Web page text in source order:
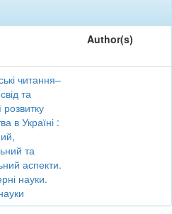
Author(s)
читання–
та
розвитку
в Україні :
та
аспекти.
науки.